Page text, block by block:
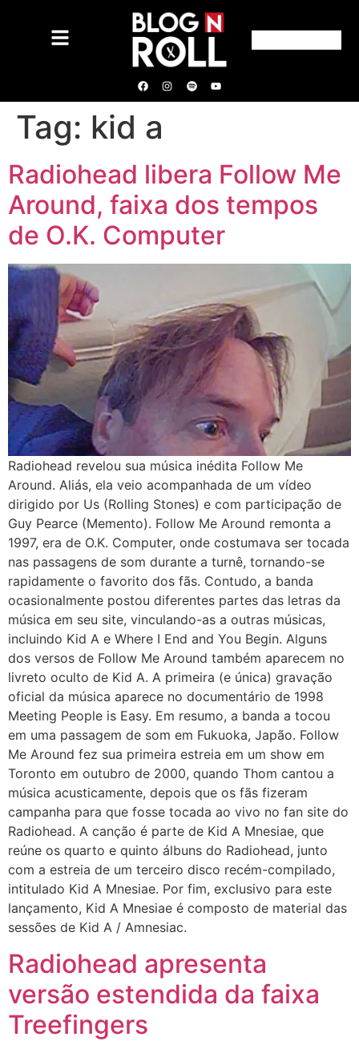
Tag: kid a
Radiohead libera Follow Me
Around, faixa dos tempos
de O.K. Computer
Radiohead revelou sua música inédita Follow Me
Around. Aliás, ela veio acompanhada de um vídeo
dirigido por Us (Rolling Stones) e com participação de
Guy Pearce (Memento). Follow Me Around remonta a
1997, era de O.K. Computer, onde costumava ser tocada
nas passagens de som durante a turnê, tornando-se
rapidamente o favorito dos fãs. Contudo, a banda
ocasionalmente postou diferentes partes das letras da
música em seu site, vinculando-as a outras músicas,
incluindo Kid A e Where I End and You Begin. Alguns
dos versos de Follow Me Around também aparecem no
livreto oculto de Kid A. A primeira (e única) gravação
oficial da música aparece no documentário de 1998
Meeting People is Easy. Em resumo, a banda a tocou
em uma passagem de som em Fukuoka, Japão. Follow
Me Around fez sua primeira estreia em um show em
Toronto em outubro de 2000, quando Thom cantou a
música acusticamente, depois que os fãs fizeram
campanha para que fosse tocada ao vivo no fan site do
Radiohead. A canção é parte de Kid A Mnesiae, que
reúne os quarto e quinto álbuns do Radiohead, junto
com a estreia de um terceiro disco recém-compilado,
intitulado Kid A Mnesiae. Por fim, exclusivo para este
lançamento, Kid A Mnesiae é composto de material das
sessões de Kid A / Amnesiac.
Radiohead apresenta
versão estendida da faixa
Treefingers